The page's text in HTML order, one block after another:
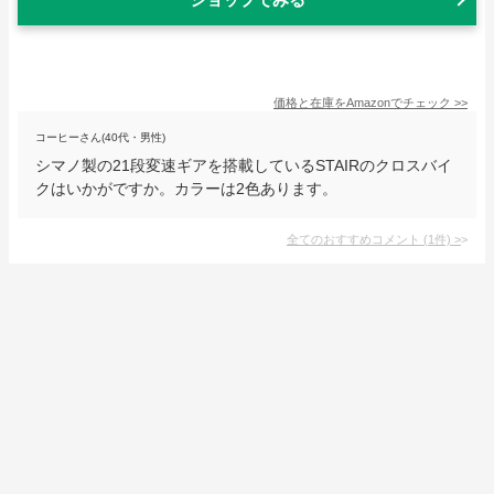
価格と在庫をAmazonでチェック >>
コーヒーさん(40代・男性)
シマノ製の21段変速ギアを搭載しているSTAIRのクロスバイ
クはいかがですか。カラーは2色あります。
全てのおすすめコメント (1件) >